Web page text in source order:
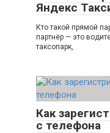
Яндекс
Кто такой прямой
партнёр — это
таксопарк,
Как
с телефона